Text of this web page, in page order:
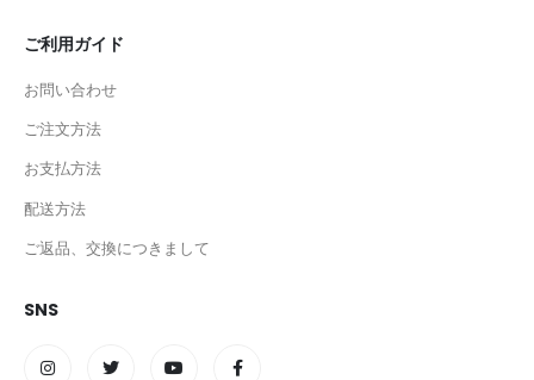
ご利用ガイド
お問い合わせ
ご注文方法
お支払方法
配送方法
ご返品、交換につきまして
SNS